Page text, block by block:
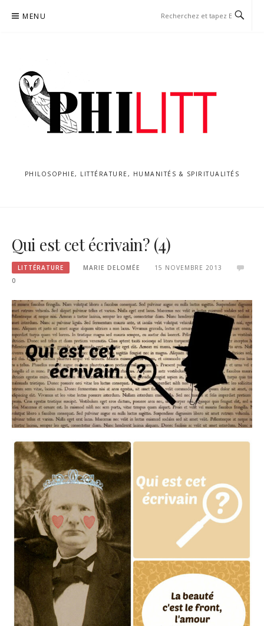
MENU
PHILOSOPHIE, LITTÉRATURE, HUMANITÉS & SPIRITUALITÉS
Qui est cet écrivain? (4)
LITTÉRATURE MARIE DELOMÉE
15 NOVEMBRE 2013
0